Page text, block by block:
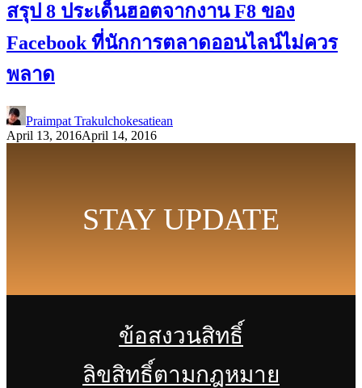
สรุป 8 ประเด็นฮอตจากงาน F8 ของ
Facebook ที่นักการตลาดออนไลน์ไม่ควร
พลาด
Praimpat Trakulchokesatiean
April 13, 2016April 14, 2016
STAY UPDATE
ข้อสงวนสิทธิ์
ลิขสิทธิ์ตามกฎหมาย